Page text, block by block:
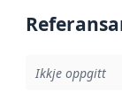
Ikkje oppgitt